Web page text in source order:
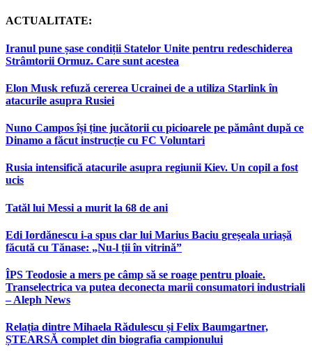
ACTUALITATE:
Iranul pune șase condiții Statelor Unite pentru redeschiderea
Strâmtorii Ormuz. Care sunt acestea
Elon Musk refuză cererea Ucrainei de a utiliza Starlink în
atacurile asupra Rusiei
Nuno Campos își ține jucătorii cu picioarele pe pământ după ce
Dinamo a făcut instrucție cu FC Voluntari
Rusia intensifică atacurile asupra regiunii Kiev. Un copil a fost
ucis
Tatăl lui Messi a murit la 68 de ani
Edi Iordănescu i-a spus clar lui Marius Baciu greșeala uriașă
făcută cu Tănase: „Nu-l ții în vitrină”
ÎPS Teodosie a mers pe câmp să se roage pentru ploaie.
Transelectrica va putea deconecta marii consumatori industriali
– Aleph News
Relația dintre Mihaela Rădulescu și Felix Baumgartner,
ȘTEARSĂ complet din biografia campionului